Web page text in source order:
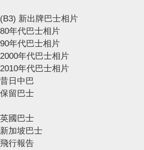
(B3) 新出牌巴士相片
80年代巴士相片
90年代巴士相片
2000年代巴士相片
2010年代巴士相片
昔日中巴
保留巴士
英國巴士
新加坡巴士
飛行報告